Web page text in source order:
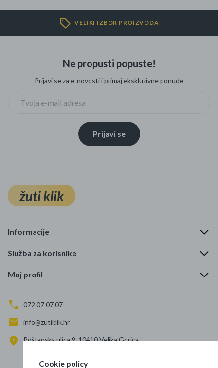
VELIKI IZBOR PROIZVODA
Ne propusti popuste!
Prijavi se za e-novosti i primaj ekskluzivne ponude
Prijavi se
žuti klik
Informacije
Služba za korisnike
Moj profil
072 07 07 07
info@zutiklik.hr
Poštanska ulica 9, 10410 Velika Gorica
Cookie policy